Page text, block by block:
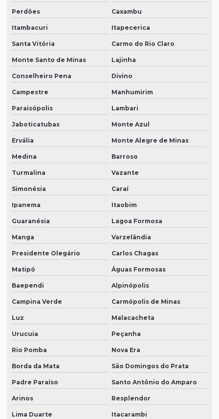
Perdões Caxambu
Itambacuri Itapecerica
Santa Vitória Carmo do Rio Claro
Monte Santo de Minas Lajinha
Conselheiro Pena Divino
Campestre Manhumirim
Paraisópolis Lambari
Jaboticatubas Monte Azul
Ervália Monte Alegre de Minas
Medina Barroso
Turmalina Vazante
Simonésia Caraí
Ipanema Itaobim
Guaranésia Lagoa Formosa
Manga Varzelândia
Presidente Olegário Carlos Chagas
Matipó Águas Formosas
Baependi Alpinópolis
Campina Verde Carmópolis de Minas
Luz Malacacheta
Urucuia Peçanha
Rio Pomba Nova Era
Borda da Mata São Domingos do Prata
Padre Paraíso Santo Antônio do Amparo
Arinos Resplendor
Lima Duarte Itacarambi